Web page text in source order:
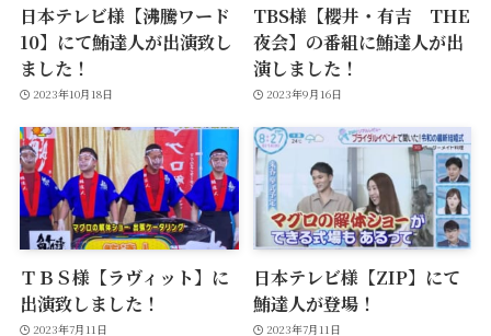
日本テレビ様【沸騰ワード
10】にて鮪達人が出演致し
ました！
2023年10月18日
TBS様【櫻井・有吉 THE
夜会】の番組に鮪達人が出
演しました！
2023年9月16日
ＴＢＳ様【ラヴィット】に
出演致しました！
2023年7月11日
日本テレビ様【ZIP】にて
鮪達人が登場！
2023年7月11日